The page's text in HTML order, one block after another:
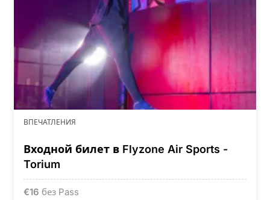
ВПЕЧАТЛЕНИЯ
Входной билет в Flyzone Air Sports -
Torium
€16 без Pass